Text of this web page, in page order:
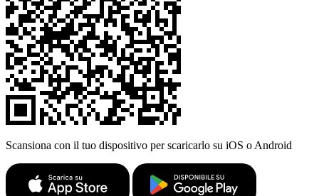
Scansiona con il tuo dispositivo per scaricarlo su iOS o Android